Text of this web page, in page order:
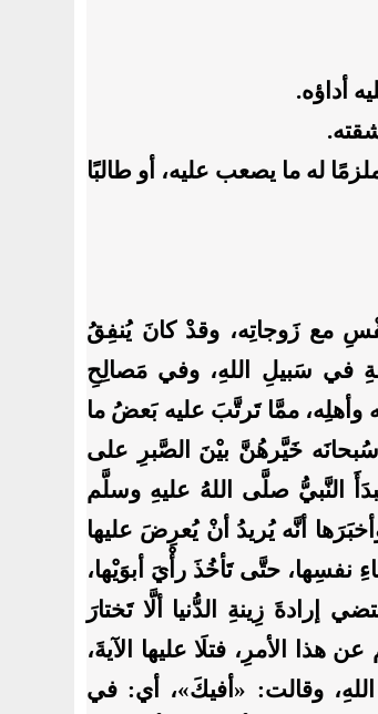
أداؤه.
له ما يصعب عليه، أو طالبًا
مع زَوجاتِه، وقدْ كانَ يُنفِقُ
في سَبيلِ اللهِ، وفي مَصالِحِ
وأهلِه، ممَّا تَرتَّبَ عليه بَعضُ ما
خَيَّرهُنَّ بيْنَ الصَّبرِ على
النَّبيُّ صلَّى اللهُ عليهِ وسلَّم
أنَّه يُريدُ أنْ يُعرِضَ عليها
نفسِها، حتَّى تَأخُذَ رأْيَ أبوَيْها،
زِينةِ الدُّنيا ألَّا تَختارَ
هذا الأمرِ، فتلَا عليها الآيةَ،
وقالت: «أفيكَ»، أي: في